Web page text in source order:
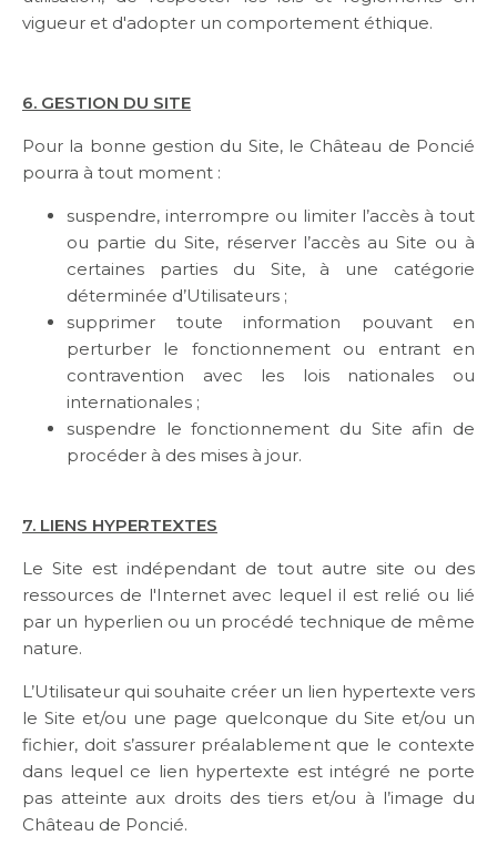
vigueur et d'adopter un comportement éthique.
6. GESTION DU SITE
Pour la bonne gestion du Site, le Château de Poncié
pourra à tout moment :
suspendre, interrompre ou limiter l’accès à tout
ou partie du Site, réserver l’accès au Site ou à
certaines parties du Site, à une catégorie
déterminée d’Utilisateurs ;
supprimer toute information pouvant en
perturber le fonctionnement ou entrant en
contravention avec les lois nationales ou
internationales ;
suspendre le fonctionnement du Site afin de
procéder à des mises à jour.
7. LIENS HYPERTEXTES
Le Site est indépendant de tout autre site ou des
ressources de l'Internet avec lequel il est relié ou lié
par un hyperlien ou un procédé technique de même
nature.
L’Utilisateur qui souhaite créer un lien hypertexte vers
le Site et/ou une page quelconque du Site et/ou un
fichier, doit s’assurer préalablement que le contexte
dans lequel ce lien hypertexte est intégré ne porte
pas atteinte aux droits des tiers et/ou à l’image du
Château de Poncié.